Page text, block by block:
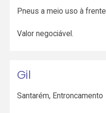
Pneus a meio uso à
Valor negociável.
Gil
Santarém, Entroncamento